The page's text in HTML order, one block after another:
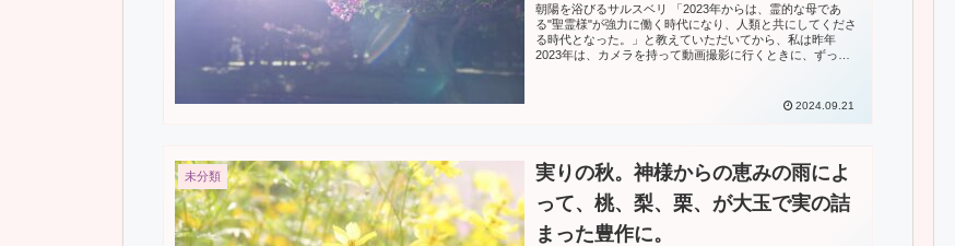
朝陽を浴びるサルスベリ 「2023年からは、霊的な母であ
る"聖霊様"が強力に働く時代になり、人類と共にしてくださ
る時代となった。」と教えていただいてから、私は昨年
2023年は、カメラを持って動画撮影に行くときに、ずっと
2024.09.21
未分類
実りの秋。神様からの恵みの雨によ
って、桃、梨、栗、が大玉で実の詰
まった豊作に。